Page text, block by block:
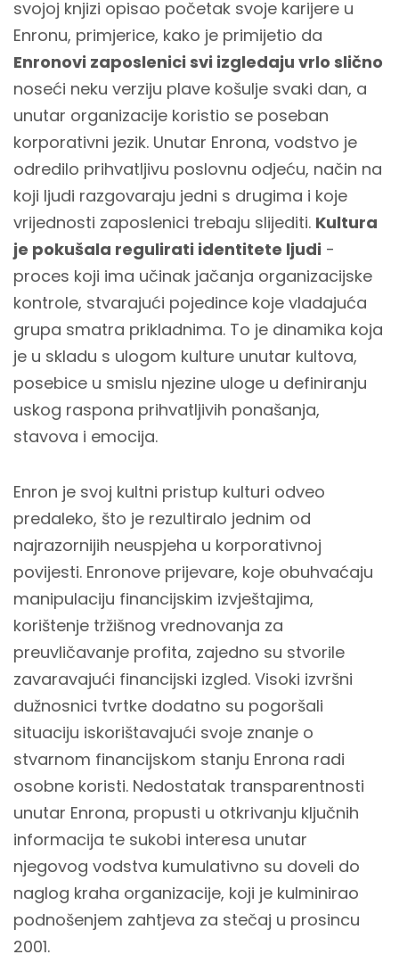
svojoj knjizi opisao početak svoje karijere u
Enronu, primjerice, kako je primijetio da
Enronovi zaposlenici svi izgledaju vrlo slično
noseći neku verziju plave košulje svaki dan, a
unutar organizacije koristio se poseban
korporativni jezik. Unutar Enrona, vodstvo je
odredilo prihvatljivu poslovnu odjeću, način na
koji ljudi razgovaraju jedni s drugima i koje
vrijednosti zaposlenici trebaju slijediti. Kultura
je pokušala regulirati identitete ljudi -
proces koji ima učinak jačanja organizacijske
kontrole, stvarajući pojedince koje vladajuća
grupa smatra prikladnima. To je dinamika koja
je u skladu s ulogom kulture unutar kultova,
posebice u smislu njezine uloge u definiranju
uskog raspona prihvatljivih ponašanja,
stavova i emocija.
Enron je svoj kultni pristup kulturi odveo
predaleko, što je rezultiralo jednim od
najrazornijih neuspjeha u korporativnoj
povijesti. Enronove prijevare, koje obuhvaćaju
manipulaciju financijskim izvještajima,
korištenje tržišnog vrednovanja za
preuvličavanje profita, zajedno su stvorile
zavaravajući financijski izgled. Visoki izvršni
dužnosnici tvrtke dodatno su pogoršali
situaciju iskorištavajući svoje znanje o
stvarnom financijskom stanju Enrona radi
osobne koristi. Nedostatak transparentnosti
unutar Enrona, propusti u otkrivanju ključnih
informacija te sukobi interesa unutar
njegovog vodstva kumulativno su doveli do
naglog kraha organizacije, koji je kulminirao
podnošenjem zahtjeva za stečaj u prosincu
2001.